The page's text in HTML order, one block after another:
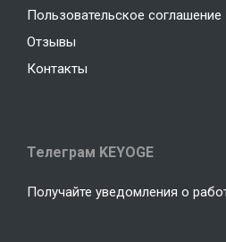
Пользовательское соглашение
Отзывы
Контакты
Телеграм KEYOGE
Получайте уведомления о